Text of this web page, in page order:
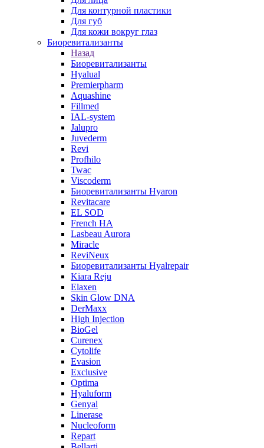
Для контурной пластики
Для губ
Для кожи вокруг глаз
Биоревитализанты
Назад
Биоревитализанты
Hyalual
Premierpharm
Aquashine
Fillmed
IAL-system
Jalupro
Juvederm
Revi
Profhilo
Twac
Viscoderm
Биоревитализанты Hyaron
Revitacare
EL SOD
French HA
Lasbeau Aurora
Miracle
ReviNeux
Биоревитализанты Hyalrepair
Kiara Reju
Elaxen
Skin Glow DNA
DerMaxx
High Injection
BioGel
Curenex
Cytolife
Evasion
Exclusive
Optima
Hyaluform
Genyal
Linerase
Nucleoform
Repart